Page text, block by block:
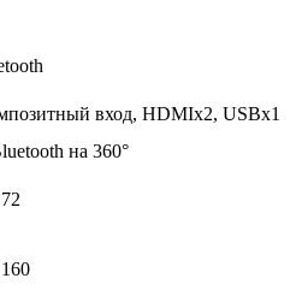
вход, HDMIx2, USBx1
на 360°